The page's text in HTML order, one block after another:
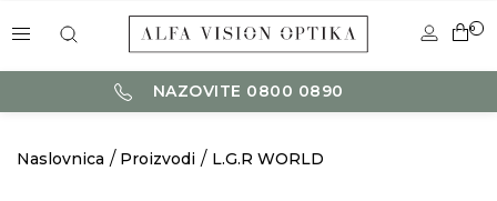
0
NAZOVITE 0800 0890
Naslovnica Proizvodi L.G.R WORLD